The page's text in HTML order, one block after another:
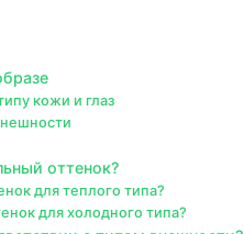
кожи и глаз
оттенок?
для теплого типа?
для холодного типа?